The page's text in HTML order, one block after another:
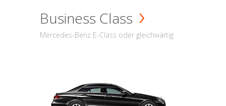
Business Class
Mercedes-Benz E-Class oder gleichwärtig